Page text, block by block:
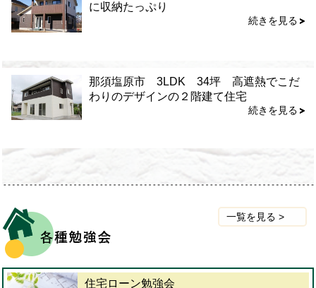
に収納たっぷり
続きを見る
那須塩原市 3LDK 34坪 高遮熱でこだ
わりのデザインの２階建て住宅
続きを見る
一覧を見る >
住宅ローン勉強会